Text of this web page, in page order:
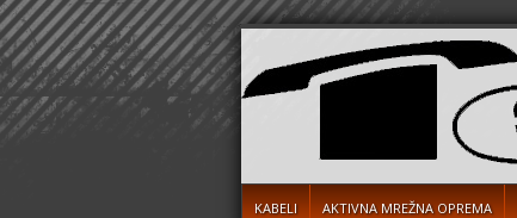
KABELI AKTIVNA MREŽNA OPREMA